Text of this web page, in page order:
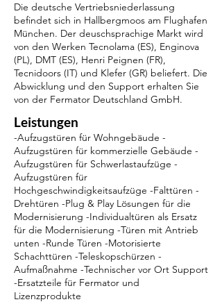
Die deutsche Vertriebsniederlassung
befindet sich in Hallbergmoos am Flughafen
München. Der deuschsprachige Markt wird
von den Werken Tecnolama (ES), Enginova
(PL), DMT (ES), Henri Peignen (FR),
Tecnidoors (IT) und Klefer (GR) beliefert. Die
Abwicklung und den Support erhalten Sie
von der Fermator Deutschland GmbH.
Leistungen
-Aufzugstüren für Wohngebäude -
Aufzugstüren für kommerzielle Gebäude -
Aufzugstüren für Schwerlastaufzüge -
Aufzugstüren für
Hochgeschwindigkeitsaufzüge -Falttüren -
Drehtüren -Plug & Play Lösungen für die
Modernisierung -Individualtüren als Ersatz
für die Modernisierung -Türen mit Antrieb
unten -Runde Türen -Motorisierte
Schachttüren -Teleskopschürzen -
Aufmaßnahme -Technischer vor Ort Support
-Ersatzteile für Fermator und
Lizenzprodukte